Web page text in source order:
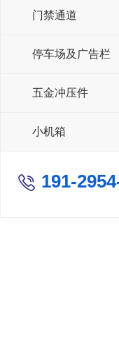
门禁通道
停车场及广告栏
五金冲压件
小机箱
191-